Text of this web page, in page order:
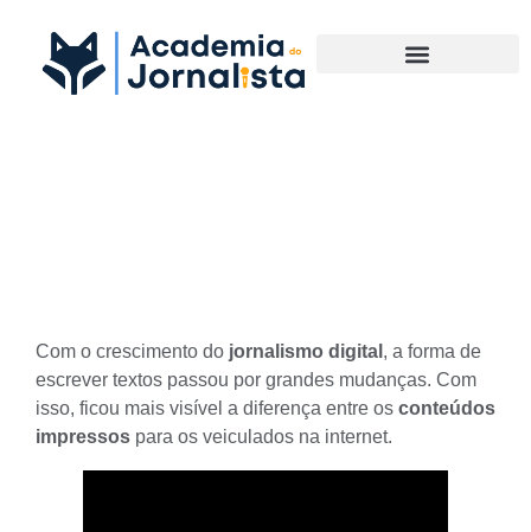
Com o crescimento do jornalismo digital , a forma de
escrever textos passou por grandes mudanças. Com
isso, ficou mais visível a diferença entre os conteúdos
impressos para os veiculados na internet.